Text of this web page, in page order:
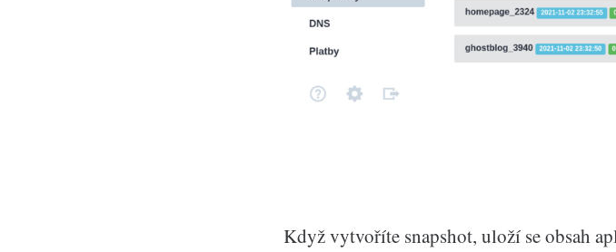
Když vytvoříte snapshot, uloží se obsah